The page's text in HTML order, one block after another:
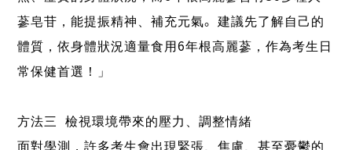
蔘皂苷，能提振精神、補充元氣。建議先了解自己的
體質，依身體狀況適量食用6年根高麗蔘，作為考生日
常保健首選！」
方法三-檢視環境帶來的壓力、調整情緒
面對學測，許多考生會出現緊張、焦慮、甚至憂鬱的